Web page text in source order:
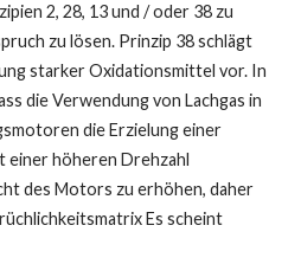
2, 28, 13 und / oder 38 zu
zu lösen. Prinzip 38 schlägt
starker Oxidationsmittel vor. In
die Verwendung von Lachgas in
die Erzielung einer
einer höheren Drehzahl
des Motors zu erhöhen, daher
Es scheint